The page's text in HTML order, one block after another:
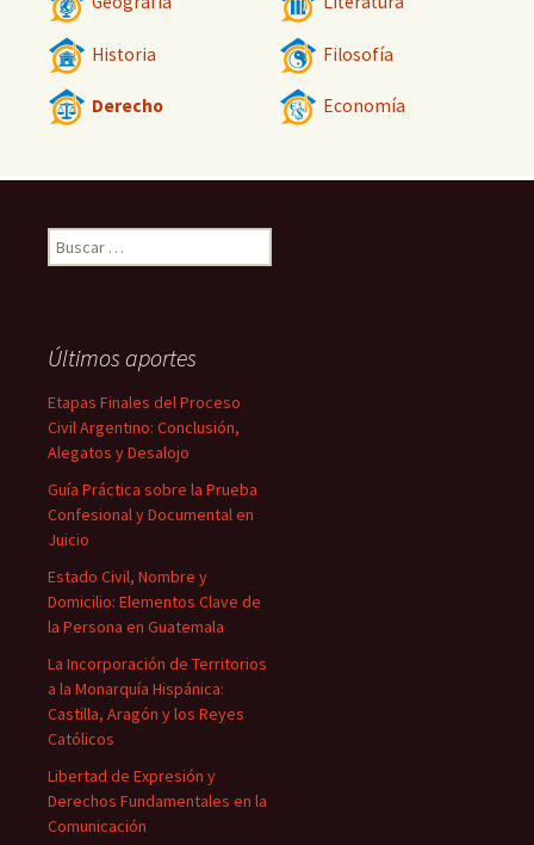
Historia Filosofía
Derecho Economía
Buscar:
Últimos aportes
Etapas Finales del Proceso
Civil Argentino: Conclusión,
Alegatos y Desalojo
Guía Práctica sobre la Prueba
Confesional y Documental en
Juicio
Estado Civil, Nombre y
Domicilio: Elementos Clave de
la Persona en Guatemala
La Incorporación de Territorios
a la Monarquía Hispánica:
Castilla, Aragón y los Reyes
Católicos
Libertad de Expresión y
Derechos Fundamentales en la
Comunicación